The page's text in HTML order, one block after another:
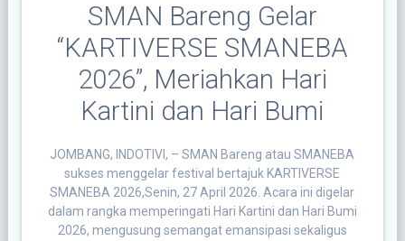
SMAN Bareng Gelar
“KARTIVERSE SMANEBA
2026”, Meriahkan Hari
Kartini dan Hari Bumi
JOMBANG, INDOTIVI, – SMAN Bareng atau SMANEBA
sukses menggelar festival bertajuk KARTIVERSE
SMANEBA 2026,Senin, 27 April 2026. Acara ini digelar
dalam rangka memperingati Hari Kartini dan Hari Bumi
2026, mengusung semangat emansipasi sekaligus